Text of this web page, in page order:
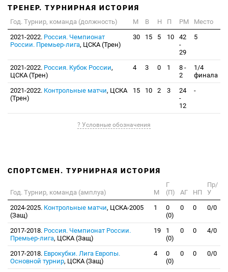
ТРЕНЕР. ТУРНИРНАЯ ИСТОРИЯ
Год. Турнир, команда (должность) М В Н П РМ
Место
2021-2022. Россия. Чемпионат
России. Премьер-лига, ЦСКА (Трен)
30 15 5 10
42
-
29
5
2021-2022. Россия. Кубок России,
ЦСКА (Трен)
4 3 0 1
8 -
2
1/4
финала
2021-2022. Контрольные матчи, ЦСКА
(Трен)
15 10 2 3
24
-
12
-
? Условные обозначения
СПОРТСМЕН. ТУРНИРНАЯ ИСТОРИЯ
Год. Турнир, команда (амплуа) М
Г
(П)
АГ НП
Пр/
У
2024-2025. Контрольные матчи, ЦСКА-2005
(Защ)
1
0
(0)
0 0 0/0
2017-2018. Россия. Чемпионат России.
Премьер-лига, ЦСКА (Защ)
19
1
(0)
0 0 4/0
2017-2018. Еврокубки. Лига Европы.
Основной турнир, ЦСКА (Защ)
4
0
(0)
0 0 0/0